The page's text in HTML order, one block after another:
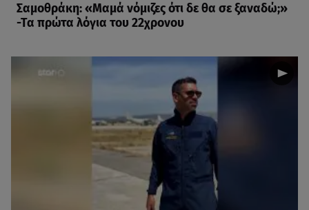
Σαμοθράκη: «Μαμά νόμιζες ότι δε θα σε ξαναδώ;»
-Τα πρώτα λόγια του 22χρονου